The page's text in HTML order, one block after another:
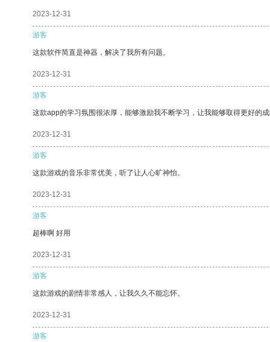
2023-12-31
游客
这款软件简直是神器，解决了我所有问题。
2023-12-31
游客
这款app的学习氛围很浓厚，能够激励我不断学习，让我能够取得更好的
2023-12-31
游客
这款游戏的音乐非常优美，听了让人心旷神怡。
2023-12-31
游客
超棒啊 好用
2023-12-31
游客
这款游戏的剧情非常感人，让我久久不能忘怀。
2023-12-31
游客